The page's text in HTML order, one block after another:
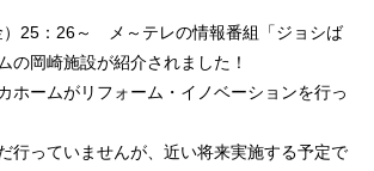
）25：26～ メ～テレの情報番組「ジョシば
の岡崎施設が紹介されました！
ホームがリフォーム・イノベーションを行っ
行っていませんが、近い将来実施する予定で